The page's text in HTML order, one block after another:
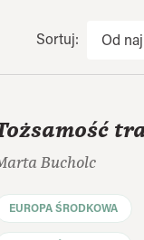
Sortuj: Od
Bucholc
EUROPA ŚRODKOWA